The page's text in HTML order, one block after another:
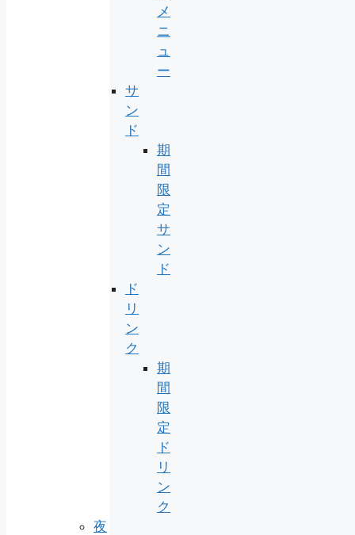
メ
ニ
ュ
ー
サ
ン
ド
期
間
限
定
サ
ン
ド
ド
リ
ン
ク
期
間
限
定
ド
リ
ン
ク
夜